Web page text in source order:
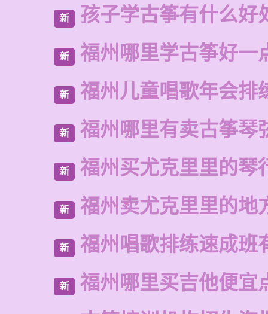
新 孩子学古筝有什么好
新 福州哪里学古筝好一
新 福州儿童唱歌年会排
新 福州哪里有卖古筝琴
新 福州买尤克里里的琴
新 福州卖尤克里里的地
新 福州唱歌排练速成班
新
福州哪里买吉他便宜